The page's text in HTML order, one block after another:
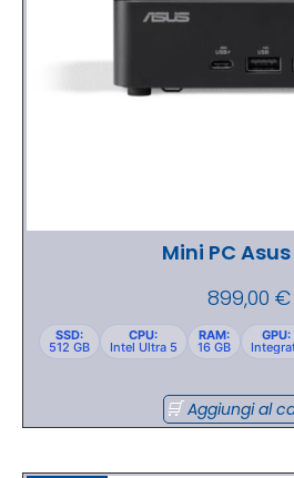
Mini PC
899,00 €
SSD:
512 GB
CPU:
Intel Ultra 5
RAM:
16 GB
GPU:
Aggiungi al